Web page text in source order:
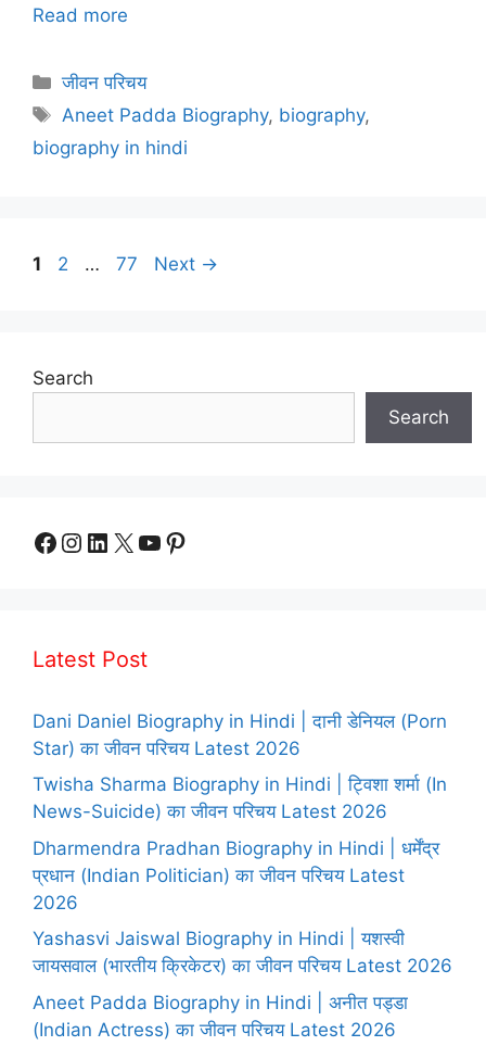
Read more
Categories
जीवन परिचय
Tags
Aneet Padda Biography, biography,
biography in hindi
Page
1 Page
2 … Page
77 Next →
Search
Search
Facebook
Instagram
LinkedIn
X YouTube
Pinterest
Latest Post
Dani Daniel Biography in Hindi | दानी डेनियल (Porn
Star) का जीवन परिचय Latest 2026
Twisha Sharma Biography in Hindi | ट्विशा शर्मा (In
News-Suicide) का जीवन परिचय Latest 2026
Dharmendra Pradhan Biography in Hindi | धर्मेंद्र
प्रधान (Indian Politician) का जीवन परिचय Latest
2026
Yashasvi Jaiswal Biography in Hindi | यशस्वी
जायसवाल (भारतीय क्रिकेटर) का जीवन परिचय Latest 2026
Aneet Padda Biography in Hindi | अनीत पड्डा
(Indian Actress) का जीवन परिचय Latest 2026